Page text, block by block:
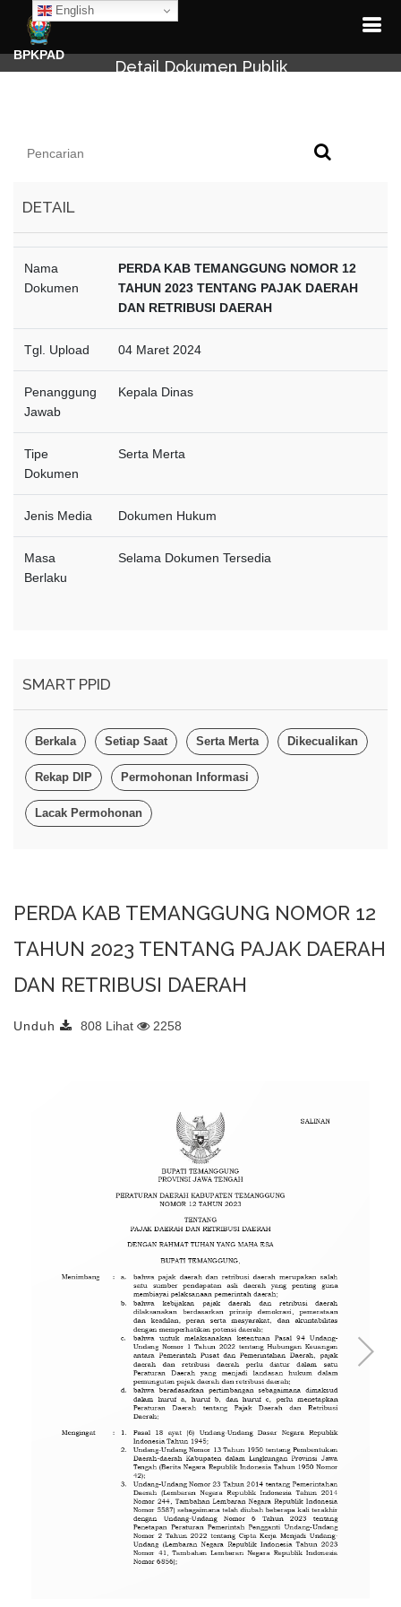
English
BPKPAD
Detail Dokumen Publik
DETAIL
Nama
Dokumen
PERDA KAB TEMANGGUNG NOMOR 12
TAHUN 2023 TENTANG PAJAK DAERAH
DAN RETRIBUSI DAERAH
Tgl. Upload 04 Maret 2024
Penanggung
Jawab
Kepala Dinas
Tipe
Dokumen
Serta Merta
Jenis Media Dokumen Hukum
Masa
Berlaku
Selama Dokumen Tersedia
SMART PPID
Berkala Setiap Saat Serta Merta Dikecualikan
Rekap DIP Permohonan Informasi
Lacak Permohonan
PERDA KAB TEMANGGUNG NOMOR 12
TAHUN 2023 TENTANG PAJAK DAERAH
DAN RETRIBUSI DAERAH
Unduh 808 Lihat 2258